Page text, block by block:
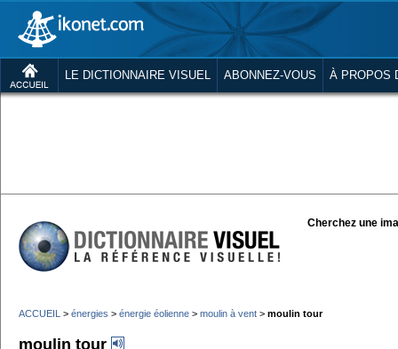
LE DICTIONNAIRE VISUEL ABONNEZ-VOUS À PROPOS
Cherchez une
ACCUEIL > énergies > énergie éolienne > moulin à vent > moulin tour
moulin tour